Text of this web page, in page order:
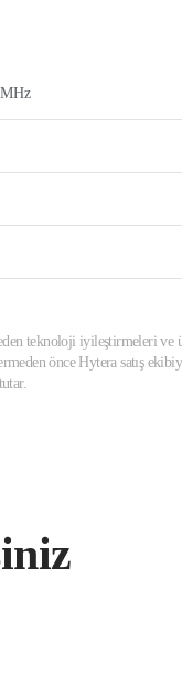
teknoloji iyileştirmeleri ve
önce Hytera satış